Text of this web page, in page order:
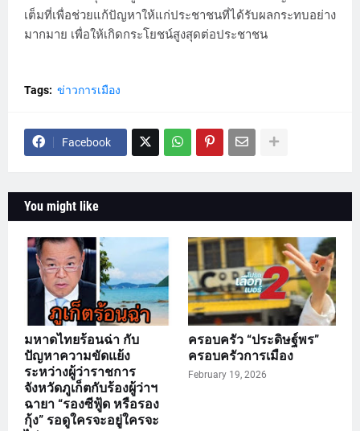
เต็มที่เพื่อช่วยแก้ปัญหาให้แก่ประชาชนที่ได้รับผลกระทบอย่าง
มากมาย เพื่อให้เกิดกระโยชน์สูงสุดต่อประชาชน
Tags: ข่าวการเมือง
Facebook
You might like
มหาดไทยร้อนฉ่า กับ
ปัญหาความขัดแย้ง
ระหว่างผู้ว่าราชการ
จังหวัดภูเก็ตกับร้องผู้ว่าฯ
ฉายา “รองซีฟู้ด หรือรอง
กุ้ง” รอดูใครจะอยู่ใครจะ
ครอบครัว “ประดิษฐ์พร”
ครอบครัวการเมือง
February 19, 2026